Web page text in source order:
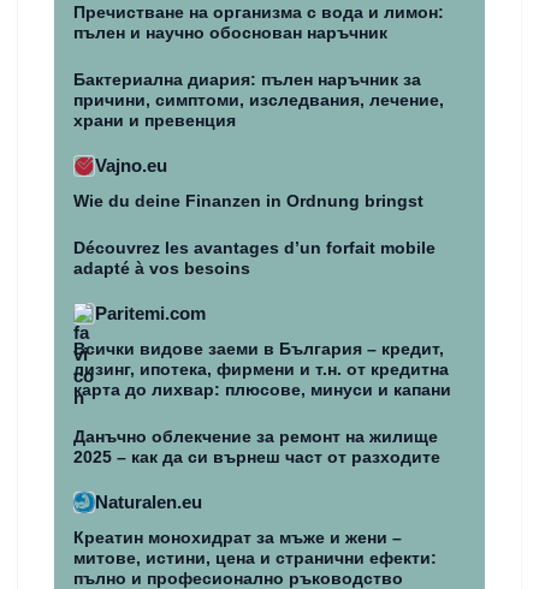
Пречистване на организма с вода и лимон:
пълен и научно обоснован наръчник
Бактериална диария: пълен наръчник за
причини, симптоми, изследвания, лечение,
храни и превенция
Vajno.eu
Wie du deine Finanzen in Ordnung bringst
Découvrez les avantages d’un forfait mobile
adapté à vos besoins
Paritemi.com
Всички видове заеми в България – кредит,
лизинг, ипотека, фирмени и т.н. от кредитна
карта до лихвар: плюсове, минуси и капани
Данъчно облекчение за ремонт на жилище
2025 – как да си върнеш част от разходите
Naturalen.eu
Креатин монохидрат за мъже и жени –
митове, истини, цена и странични ефекти:
пълно и професионално ръководство